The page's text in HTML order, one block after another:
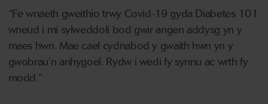
“Fe wnaeth gweithio trwy Covid-19 gyda Diabetes 101
wneud i mi sylweddoli bod gwir angen addysg yn y
maes hwn. Mae cael cydnabod y gwaith hwn yn y
gwobrau’n anhygoel. Rydw i wedi fy synnu ac wrth fy
modd.”